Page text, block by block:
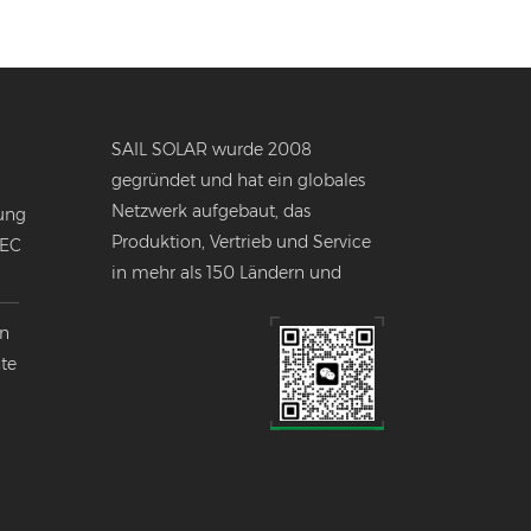
SAIL SOLAR wurde 2008
gegründet und hat ein globales
Netzwerk aufgebaut, das
Produktion, Vertrieb und Service
in mehr als 150 Ländern und